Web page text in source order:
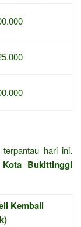
hari ini.
Kota Bukittinggi
Kembali